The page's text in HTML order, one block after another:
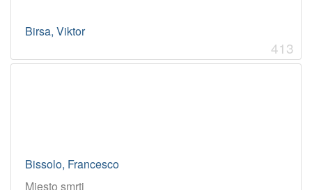
Birsa, Viktor
413
Bissolo, Francesco
Mjesto smrti